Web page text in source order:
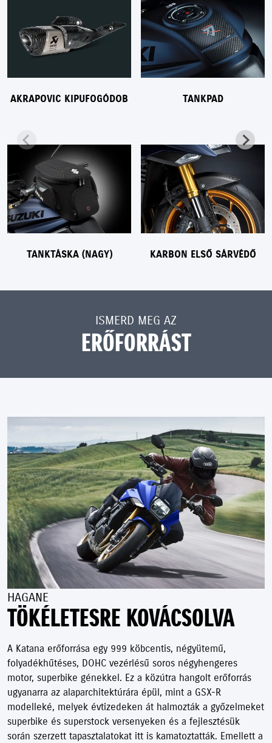
AKRAPOVIC KIPUFOGÓDOB TANKPAD
TANKTÁSKA (NAGY) KARBON ELSŐ SÁRVÉDŐ
ISMERD MEG AZ
ERŐFORRÁST
HAGANE
TÖKÉLETESRE KOVÁCSOLVA
A Katana erőforrása egy 999 köbcentis, négyütemű,
folyadékhűtéses, DOHC vezérlésű soros négyhengeres
motor, superbike génekkel. Ez a közútra hangolt erőforrás
ugyanarra az alaparchitektúrára épül, mint a GSX-R
modelleké, melyek évtizedeken át halmozták a győzelmeket
superbike és superstock versenyeken és a fejlesztésük
során szerzett tapasztalatokat itt is kamatoztatták. Emellett a